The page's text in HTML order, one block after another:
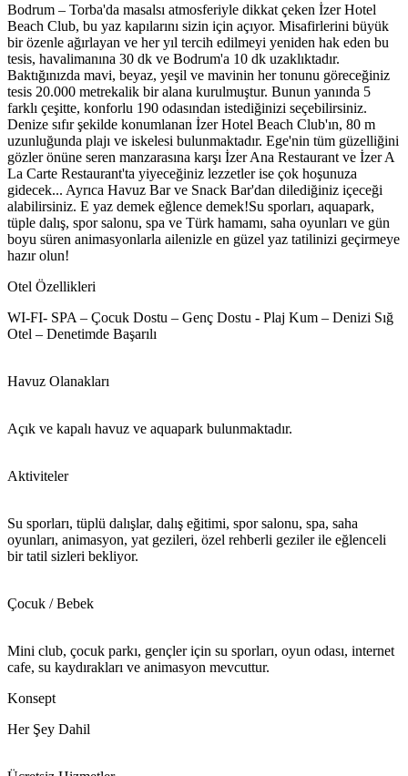
Bodrum – Torba'da masalsı atmosferiyle dikkat çeken İzer Hotel
Beach Club, bu yaz kapılarını sizin için açıyor. Misafirlerini büyük
bir özenle ağırlayan ve her yıl tercih edilmeyi yeniden hak eden bu
tesis, havalimanına 30 dk ve Bodrum'a 10 dk uzaklıktadır.
Baktığınızda mavi, beyaz, yeşil ve mavinin her tonunu göreceğiniz
tesis 20.000 metrekalik bir alana kurulmuştur. Bunun yanında 5
farklı çeşitte, konforlu 190 odasından istediğinizi seçebilirsiniz.
Denize sıfır şekilde konumlanan İzer Hotel Beach Club'ın, 80 m
uzunluğunda plajı ve iskelesi bulunmaktadır. Ege'nin tüm güzelliğini
gözler önüne seren manzarasına karşı İzer Ana Restaurant ve İzer A
La Carte Restaurant'ta yiyeceğiniz lezzetler ise çok hoşunuza
gidecek... Ayrıca Havuz Bar ve Snack Bar'dan dilediğiniz içeceği
alabilirsiniz. E yaz demek eğlence demek!Su sporları, aquapark,
tüple dalış, spor salonu, spa ve Türk hamamı, saha oyunları ve gün
boyu süren animasyonlarla ailenizle en güzel yaz tatilinizi geçirmeye
hazır olun!
Otel Özellikleri
WI-FI- SPA – Çocuk Dostu – Genç Dostu - Plaj Kum – Denizi Sığ
Otel – Denetimde Başarılı
Havuz Olanakları
Açık ve kapalı havuz ve aquapark bulunmaktadır.
Aktiviteler
Su sporları, tüplü dalışlar, dalış eğitimi, spor salonu, spa, saha
oyunları, animasyon, yat gezileri, özel rehberli geziler ile eğlenceli
bir tatil sizleri bekliyor.
Çocuk / Bebek
Mini club, çocuk parkı, gençler için su sporları, oyun odası, internet
cafe, su kaydırakları ve animasyon mevcuttur.
Konsept
Her Şey Dahil